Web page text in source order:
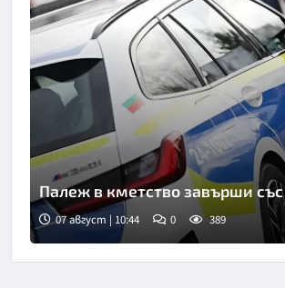
Снимка: БТА
Палеж в кметство завърши
07 август | 10:44 0 389